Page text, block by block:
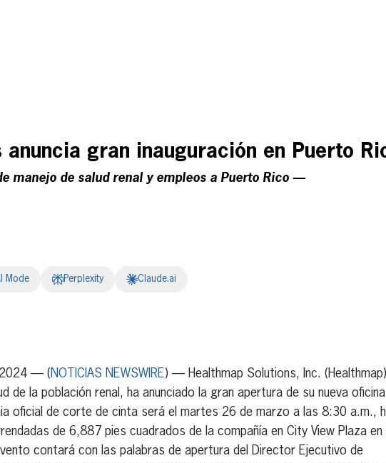
anuncia gran inauguración en Puerto
manejo de salud renal y empleos a Puerto Rico —
Mode Perplexity Claude.ai
2024 — (NOTICIAS NEWSWIRE) — Healthmap Solutions, Inc.
de la población renal, ha anunciado la gran apertura de su nueva
oficial de corte de cinta será el martes 26 de marzo a las 8:30 a.m.,
de 6,887 pies cuadrados de la compañía en City View Plaza
contará con las palabras de apertura del Director Ejecutivo de